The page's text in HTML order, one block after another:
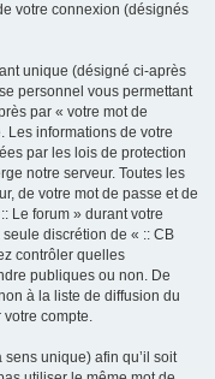
votre connexion (désignés
unique (désigné ci-après
personnel vous permettant
par « votre mot de
Les informations de votre
par les lois de protection
notre serveur. Toutes les
de votre mot de passe et de
Le forum » durant votre
discrétion de « :: CB
contrôler quelles
publiques ou non. De
à la liste de diffusion du
compte.
unique) afin qu’il soit